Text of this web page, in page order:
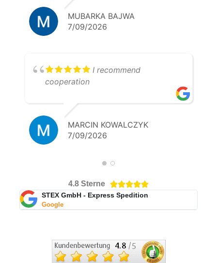
MUBARKA BAJWA
7/09/2026
I recommend
cooperation
MARCIN KOWALCZYK
7/09/2026
4.8 Sterne 
STEX GmbH - Express Spedition
Google